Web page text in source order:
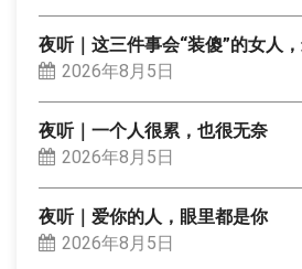
夜听｜这三件事会“装傻”的女人
2026年8月5日
夜听｜一个人很累，也很无奈
2026年8月5日
夜听｜爱你的人，眼里都是你
2026年8月5日